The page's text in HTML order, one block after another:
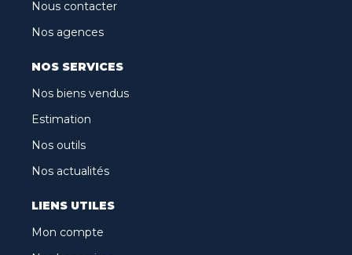
Nous contacter
Nos agences
NOS SERVICES
Nos biens vendus
Estimation
Nos outils
Nos actualités
LIENS UTILES
Mon compte